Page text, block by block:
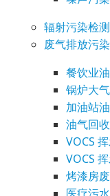
辐射污染检测
废气排放污染
餐饮业
锅炉大
加油站
油气回
VOCS
VOCS
烤漆房